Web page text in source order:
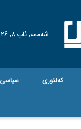
شەممە, ئاب 8, 2026
کەلتوری سیاسی